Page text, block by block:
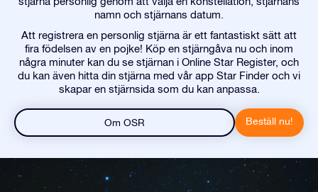
namn och stjärnans datum.
Att registrera en personlig stjärna är ett fantastiskt sätt att
fira födelsen av en pojke! Köp en stjärngåva nu och inom
några minuter kan du se stjärnan i Online Star Register, och
du kan även hitta din stjärna med vår app Star Finder och vi
skapar en stjärnsida som du kan anpassa.
Om OSR Beställ nu!